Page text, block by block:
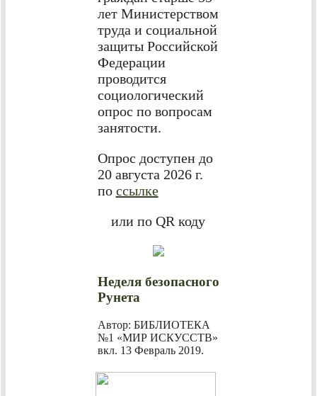
лет Министерством
труда и социальной
защиты Российской
Федерации
проводится
социологический
опрос по вопросам
занятости.
Опрос доступен до
20 августа 2026 г.
по ссылке
или по QR коду
Неделя безопасного
Рунета
Автор: БИБЛИОТЕКА
№1 «МИР ИСКУССТВ»
вкл. 13 Февраль 2019.